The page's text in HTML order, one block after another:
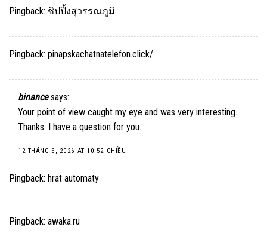
Pingback: ชิปปิ้งสุวรรณภูมิ
Pingback: pinapskachatnatelefon.click/
binance says:
Your point of view caught my eye and was very interesting.
Thanks. I have a question for you.
12 THÁNG 5, 2026 AT 10:52 CHIỀU
Pingback: hrat automaty
Pingback: awaka.ru